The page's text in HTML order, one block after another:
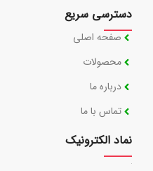
دسترسی سریع
صفحه اصلی
محصولات
درباره ما
تماس با ما
نماد الکترونیک